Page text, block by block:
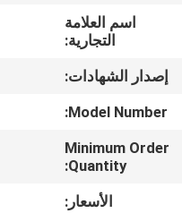
معلومات
جولة
في
المعمل
اسم العلامة
التجارية:
إصدار الشهادات:
Model Number:
Minimum Order
Quantity:
الأسعار: